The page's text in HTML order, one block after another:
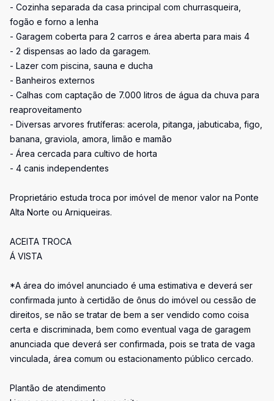
- Cozinha separada da casa principal com churrasqueira,
fogão e forno a lenha
- Garagem coberta para 2 carros e área aberta para mais 4
- 2 dispensas ao lado da garagem.
- Lazer com piscina, sauna e ducha
- Banheiros externos
- Calhas com captação de 7.000 litros de água da chuva para
reaproveitamento
- Diversas arvores frutíferas: acerola, pitanga, jabuticaba, figo,
banana, graviola, amora, limão e mamão
- Área cercada para cultivo de horta
- 4 canis independentes
Proprietário estuda troca por imóvel de menor valor na Ponte
Alta Norte ou Arniqueiras.
ACEITA TROCA
Á VISTA
*A área do imóvel anunciado é uma estimativa e deverá ser
confirmada junto à certidão de ônus do imóvel ou cessão de
direitos, se não se tratar de bem a ser vendido como coisa
certa e discriminada, bem como eventual vaga de garagem
anunciada que deverá ser confirmada, pois se trata de vaga
vinculada, área comum ou estacionamento público cercado.
Plantão de atendimento